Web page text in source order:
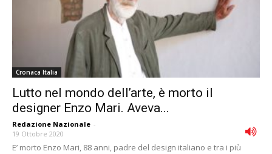
Cronaca Italia
Lutto nel mondo dell’arte, è morto il
designer Enzo Mari. Aveva...
Redazione Nazionale -
19 Ottobre 2020
E’ morto Enzo Mari, 88 anni, padre del design italiano e tra i più